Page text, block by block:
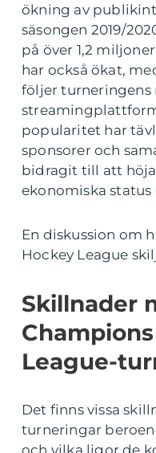
ökning av
säsongen 2019/
på över 1,2
har också ökat,
följer turneringens
popularitet har
sponsorer och
bidragit till att
ekonomiska
En diskussion om
Hockey League
Skillnader
League-
Det finns vissa
turneringar
och vilka ligor de